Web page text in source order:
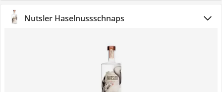
Nutsler Haselnussschnaps